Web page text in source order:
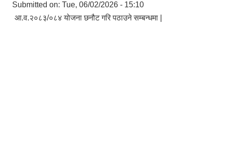
Submitted on: Tue, 06/02/2026 - 15:10
आ.व.२०८३/०८४ योजना छनौट गरि पठाउने सम्बन्धमा |